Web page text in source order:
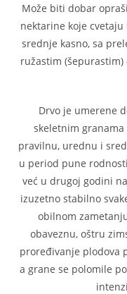
Može biti dobar
nektarine koje
srednje kasno, sa
ružastim
Drvo je umerene
skeletnim
pravilnu, urednu i
u period pune
već u drugoj godini
izuzetno stabilno
obilnom
obaveznu, oštru
proređivanje plodova
a grane se polomile